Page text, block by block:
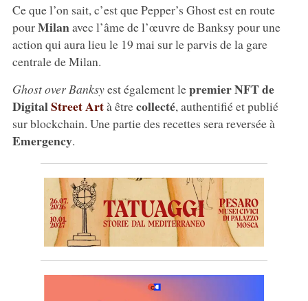
Ce que l’on sait, c’est que Pepper’s Ghost est en route
pourMilanavec l’âme de l’œuvre de Banksy pour une
action qui aura lieu le 19 mai sur le parvis de la gare
centrale de Milan.
Ghost over Banksyest également lepremier NFT de
DigitalStreet Artà êtrecollecté, authentifié et publié
sur blockchain. Une partie des recettes sera reversée à
Emergency.